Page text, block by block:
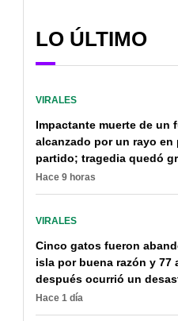
Aída Victoria Merlano
(borracha) hizo ‘show’ en
la calle; policía se rio y la
dejó seguir
LO ÚLTIMO
VIRALES
Impactante muerte de un
alcanzado por un rayo en
partido; tragedia quedó
Hace 9 horas
VIRALES
Cinco gatos fueron
isla por buena razón y 77
después ocurrió un
Hace 1 día